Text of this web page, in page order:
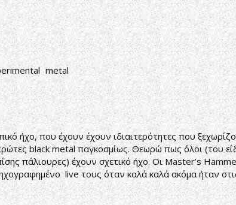
metal
που έχουν έχουν ιδιαιτερότητες που
black metal παγκοσμίως. Θεωρώ πως όλοι (του
πάλιουρες) έχουν σχετικό ήχο. Οι Master’s
live τους όταν καλά καλά ακόμα ήταν